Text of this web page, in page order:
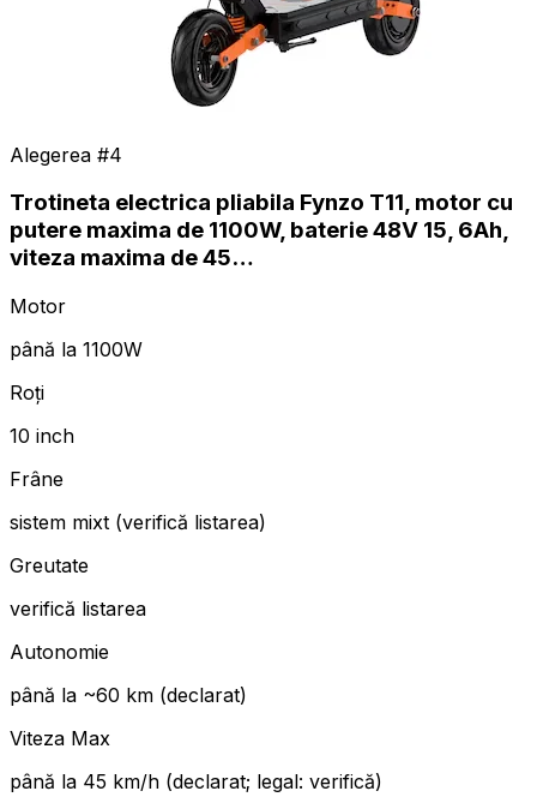
Alegerea #4
Trotineta electrica pliabila Fynzo T11, motor cu
putere maxima de 1100W, baterie 48V 15, 6Ah,
viteza maxima de 45…
Motor
până la 1100W
Roți
10 inch
Frâne
sistem mixt (verifică listarea)
Greutate
verifică listarea
Autonomie
până la ~60 km (declarat)
Viteza Max
până la 45 km/h (declarat; legal: verifică)